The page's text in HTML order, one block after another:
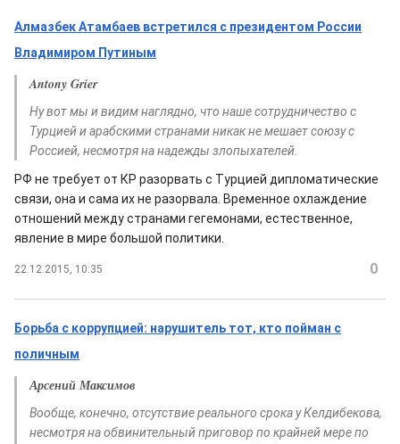
Алмазбек Атамбаев встретился с президентом России
Владимиром Путиным
Antony Grier
Ну вот мы и видим наглядно, что наше сотрудничество с
Турцией и арабскими странами никак не мешает союзу с
Россией, несмотря на надежды злопыхателей.
РФ не требует от КР разорвать с Турцией дипломатические
связи, она и сама их не разорвала. Временное охлаждение
отношений между странами гегемонами, естественное,
явление в мире большой политики.
22.12.2015, 10:35 0
Борьба с коррупцией: нарушитель тот, кто пойман с
поличным
Арсений Максимов
Вообще, конечно, отсутствие реального срока у Келдибекова,
несмотря на обвинительный приговор по крайней мере по